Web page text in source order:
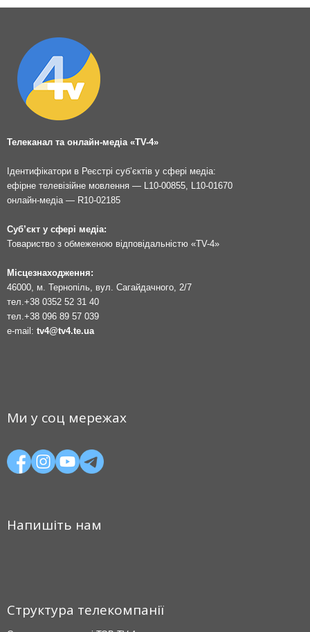
Телеканал та онлайн-медіа «TV-4»
Ідентифікатори в Реєстрі суб’єктів у сфері медіа:
ефірне телевізійне мовлення — L10-00855, L10-01670
онлайн-медіа — R10-02185
Суб’єкт у сфері медіа:
Товариство з обмеженою відповідальністю «TV-4»
Місцезнаходження:
46000, м. Тернопіль, вул. Сагайдачного, 2/7
тел. +38 0352 52 31 40
тел. +38 096 89 57 039
e-mail: tv4@tv4.te.ua
Ми у соц мережах
Напишіть нам
Структура телекомпанії